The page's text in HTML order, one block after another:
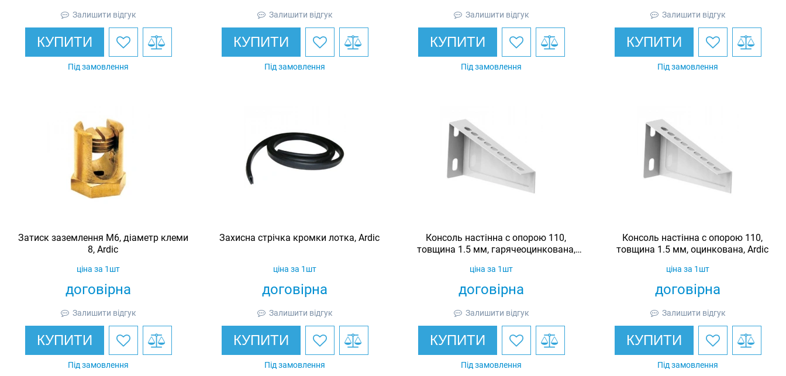
Залишити відгук
КУПИТИ
Під замовлення
Залишити відгук
КУПИТИ
Під замовлення
Залишити відгук
КУПИТИ
Під замовлення
Залишити відгук
КУПИТИ
Під замовлення
Затиск заземлення M6, діаметр клеми
8, Ardic
договірна
ціна за 1шт
Залишити відгук
КУПИТИ
Під замовлення
Захисна стрічка кромки лотка, Ardic
договірна
ціна за 1шт
Залишити відгук
КУПИТИ
Під замовлення
Консоль настінна c опорою 110,
товщина 1.5 мм, гарячеоцинкована,
договірна
ціна за 1шт
Залишити відгук
КУПИТИ
Під замовлення
Консоль настінна c опорою 110,
товщина 1.5 мм, оцинкована, Ardic
договірна
ціна за 1шт
Залишити відгук
КУПИТИ
Під замовлення